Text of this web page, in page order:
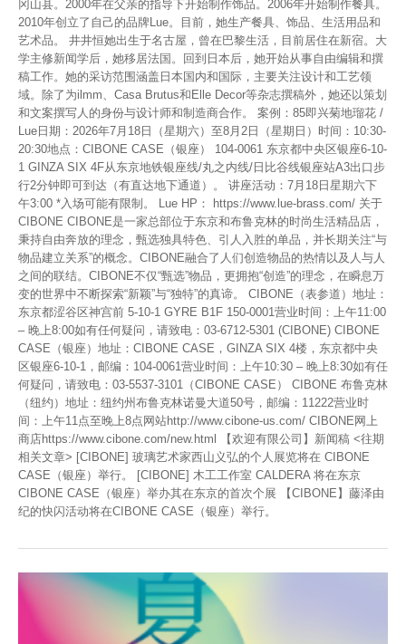
冈山县。2000年在父亲的指导下开始制作饰品。2006年开始制作餐具。
2010年创立了自己的品牌Lue。目前，她生产餐具、饰品、生活用品和
艺术品。 井井恒她出生于名古屋，曾在巴黎生活，目前居住在新宿。大
学主修新闻学后，她移居法国。回到日本后，她开始从事自由编辑和撰
稿工作。她的采访范围涵盖日本国内和国际，主要关注设计和工艺领
域。除了为ilmm、Casa Brutus和Elle Decor等杂志撰稿外，她还以策划
和文案撰写人的身份与设计师和制造商合作。 案例：85即兴菊地瑠花 /
Lue日期：2026年7月18日（星期六）至8月2日（星期日）时间：10:30-
20:30地点：CIBONE CASE（银座） 104-0061 东京都中央区银座6-10-
1 GINZA SIX 4F从东京地铁银座线/丸之内线/日比谷线银座站A3出口步
行2分钟即可到达（有直达地下通道）。 讲座活动：7月18日星期六下
午3:00 *入场可能有限制。 Lue HP： https://www.lue-brass.com/ 关于
CIBONE CIBONE是一家总部位于东京和布鲁克林的时尚生活精品店，
秉持自由奔放的理念，甄选独具特色、引人入胜的单品，并长期关注“与
物品建立关系”的概念。CIBONE融合了人们创造物品的热情以及人与人
之间的联结。CIBONE不仅“甄选”物品，更拥抱“创造”的理念，在瞬息万
变的世界中不断探索“新颖”与“独特”的真谛。 CIBONE（表参道）地址：
东京都涩谷区神宫前 5-10-1 GYRE B1F 150-0001营业时间：上午11:00
– 晚上8:00如有任何疑问，请致电：03-6712-5301 (CIBONE) CIBONE
CASE（银座）地址：CIBONE CASE，GINZA SIX 4楼，东京都中央
区银座6-10-1，邮编：104-0061营业时间：上午10:30 – 晚上8:30如有任
何疑问，请致电：03-5537-3101（CIBONE CASE） CIBONE 布鲁克林
（纽约）地址：纽约州布鲁克林诺曼大道50号，邮编：11222营业时
间：上午11点至晚上8点网站http://www.cibone-us.com/ CIBONE网上
商店https://www.cibone.com/new.html 【欢迎有限公司】新闻稿 <往期
相关文章> [CIBONE] 玻璃艺术家西山义弘的个人展览将在 CIBONE
CASE（银座）举行。 [CIBONE] 木工工作室 CALDERA 将在东京
CIBONE CASE（银座）举办其在东京的首次个展 【CIBONE】藤泽由
纪的快闪活动将在CIBONE CASE（银座）举行。